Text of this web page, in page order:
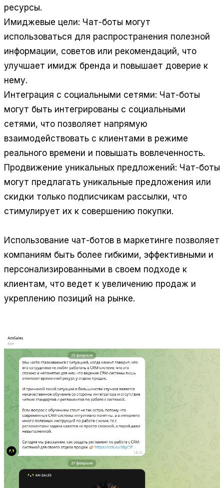
ресурсы.
Имиджевые цели: Чат-боты могут
использоваться для распространения полезной
информации, советов или рекомендаций, что
улучшает имидж бренда и повышает доверие к
нему.
Интеграция с социальными сетями: Чат-боты
могут быть интегрированы с социальными
сетями, что позволяет напрямую
взаимодействовать с клиентами в режиме
реального времени и повышать вовлеченность.
Продвижение уникальных предложений: Чат-боты
могут предлагать уникальные предложения или
скидки только подписчикам рассылки, что
стимулирует их к совершению покупки.
Использование чат-ботов в маркетинге позволяет
компаниям быть более гибкими, эффективными и
персонализированными в своем подходе к
клиентам, что ведет к увеличению продаж и
укреплению позиций на рынке.